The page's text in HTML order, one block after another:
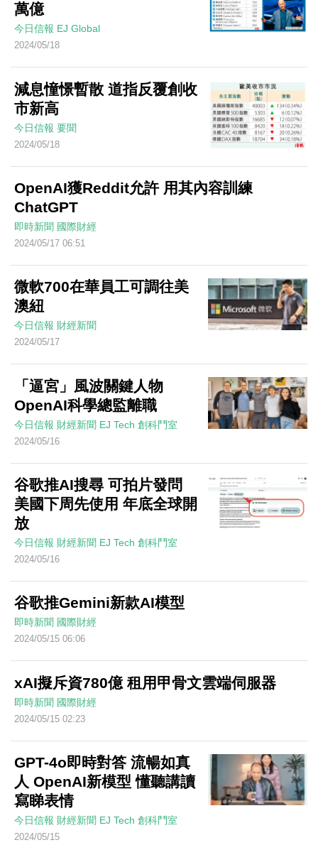
萬億
今日信報 EJ Global
2024/05/18
減息憧憬暫散 道指反覆創收
市新高
今日信報 要聞
2024/05/18
OpenAI獲Reddit允許 用其內容訓練
ChatGPT
即時新聞 國際財經
2024/05/17 06:51
微軟700在華員工可調往美
澳紐
今日信報 財經新聞
2024/05/17
「逼宮」風波關鍵人物
OpenAI科學總監離職
今日信報 財經新聞 EJ Tech 創科鬥室
2024/05/16
谷歌推AI搜尋 可拍片發問
美國下周先使用 年底全球開
放
今日信報 財經新聞 EJ Tech 創科鬥室
2024/05/16
谷歌推Gemini新款AI模型
即時新聞 國際財經
2024/05/15 06:06
xAI擬斥資780億 租用甲骨文雲端伺服器
即時新聞 國際財經
2024/05/15 02:23
GPT-4o即時對答 流暢如真
人 OpenAI新模型 懂聽講讀
寫睇表情
今日信報 財經新聞 EJ Tech 創科鬥室
2024/05/15